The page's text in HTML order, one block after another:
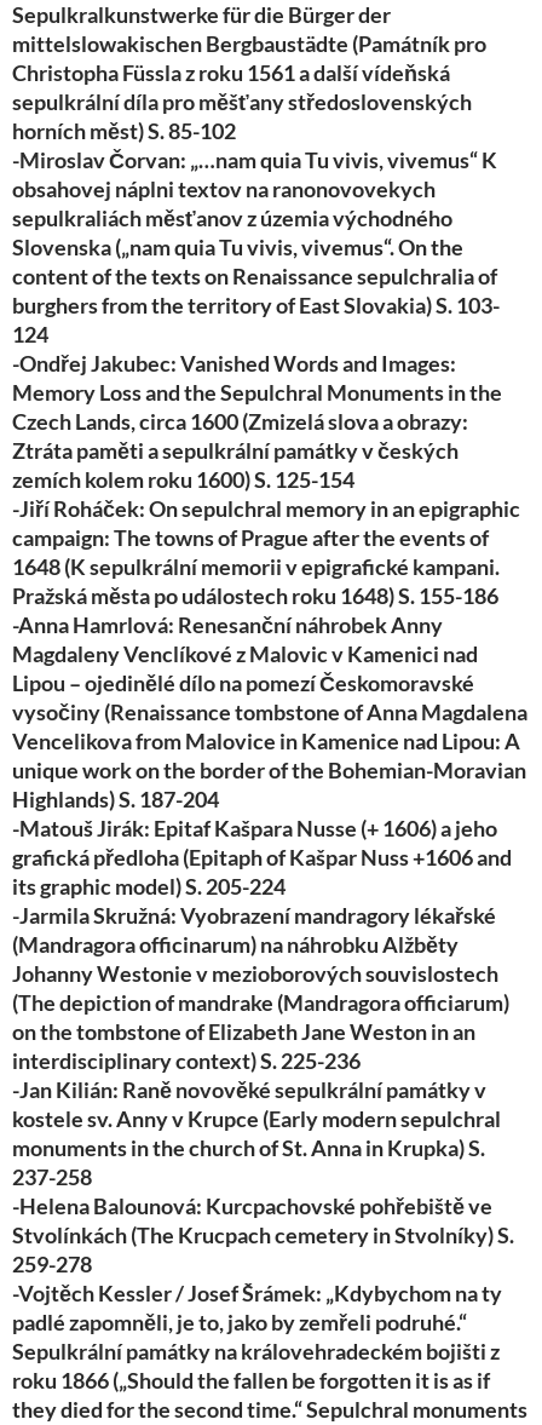
Sepulkralkunstwerke für die Bürger der
mittelslowakischen Bergbaustädte (Památník pro
Christopha Füssla z roku 1561 a další vídeňská
sepulkrální díla pro měšťany středoslovenských
horních měst) S. 85-102
-Miroslav Čorvan: „…nam quia Tu vivis, vivemus“ K
obsahovej náplni textov na ranonovovekych
sepulkraliách měsťanov z územia východného
Slovenska („nam quia Tu vivis, vivemus“. On the
content of the texts on Renaissance sepulchralia of
burghers from the territory of East Slovakia) S. 103-
124
-Ondřej Jakubec: Vanished Words and Images:
Memory Loss and the Sepulchral Monuments in the
Czech Lands, circa 1600 (Zmizelá slova a obrazy:
Ztráta paměti a sepulkrální památky v českých
zemích kolem roku 1600) S. 125-154
-Jiří Roháček: On sepulchral memory in an epigraphic
campaign: The towns of Prague after the events of
1648 (K sepulkrální memorii v epigrafické kampani.
Pražská města po událostech roku 1648) S. 155-186
-Anna Hamrlová: Renesanční náhrobek Anny
Magdaleny Venclíkové z Malovic v Kamenici nad
Lipou – ojedinělé dílo na pomezí Českomoravské
vysočiny (Renaissance tombstone of Anna Magdalena
Vencelikova from Malovice in Kamenice nad Lipou: A
unique work on the border of the Bohemian-Moravian
Highlands) S. 187-204
-Matouš Jirák: Epitaf Kašpara Nusse (+ 1606) a jeho
grafická předloha (Epitaph of Kašpar Nuss +1606 and
its graphic model) S. 205-224
-Jarmila Skružná: Vyobrazení mandragory lékařské
(Mandragora officinarum) na náhrobku Alžběty
Johanny Westonie v mezioborových souvislostech
(The depiction of mandrake (Mandragora officiarum)
on the tombstone of Elizabeth Jane Weston in an
interdisciplinary context) S. 225-236
-Jan Kilián: Raně novověké sepulkrální památky v
kostele sv. Anny v Krupce (Early modern sepulchral
monuments in the church of St. Anna in Krupka) S.
237-258
-Helena Balounová: Kurcpachovské pohřebiště ve
Stvolínkách (The Krucpach cemetery in Stvolníky) S.
259-278
-Vojtěch Kessler / Josef Šrámek: „Kdybychom na ty
padlé zapomněli, je to, jako by zemřeli podruhé.“
Sepulkrální památky na královehradeckém bojišti z
roku 1866 („Should the fallen be forgotten it is as if
they died for the second time.“ Sepulchral monuments